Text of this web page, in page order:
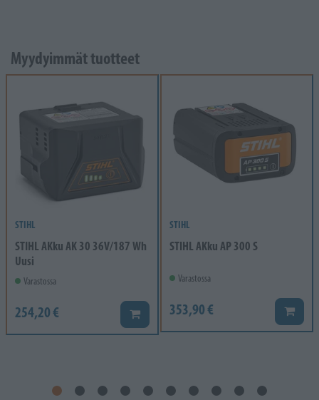
Myydyimmät tuotteet
STIHL
STIHL AKku AK 30 36V/187 Wh
Uusi
Varastossa
254,20 € Lisää koriin
STIHL
STIHL AKku AP 300 S
Varastossa
353,90 € Lisää